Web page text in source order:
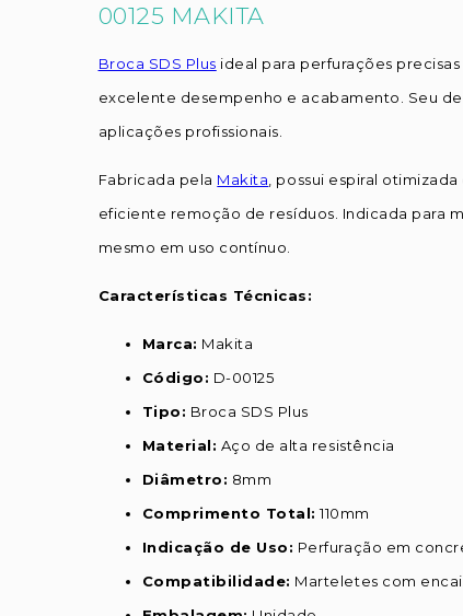
00125 MAKITA
Broca SDS Plus ideal para perfurações
excelente desempenho e acabamento. Seu
aplicações profissionais.
Fabricada pela Makita , possui espiral
eficiente remoção de resíduos. Indicada para
mesmo em uso contínuo.
Características Técnicas:
Marca: Makita
Código: D-00125
Tipo: Broca SDS Plus
Material: Aço de alta resistência
Diâmetro: 8mm
Comprimento Total: 110mm
Indicação de Uso: Perfuração em
Compatibilidade: Marteletes com